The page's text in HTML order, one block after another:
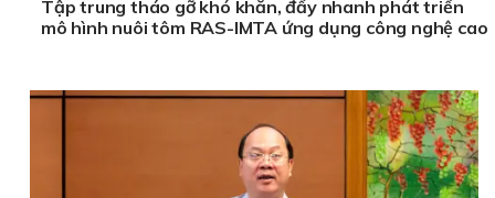
Tập trung tháo gỡ khó khăn, đẩy nhanh phát triển
mô hình nuôi tôm RAS-IMTA ứng dụng công nghệ cao